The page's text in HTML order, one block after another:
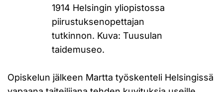
1914 Helsingin yliopistossa
piirustuksenopettajan
tutkinnon. Kuva: Tuusulan
taidemuseo.
Opiskelun jälkeen Martta työskenteli Helsingissä